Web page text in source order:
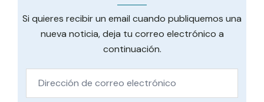
Si quieres recibir un email cuando publiquemos una
nueva noticia, deja tu correo electrónico a
continuación.